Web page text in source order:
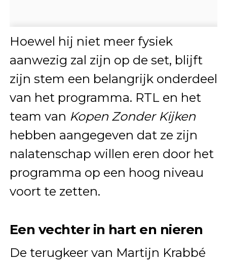
Hoewel hij niet meer fysiek
aanwezig zal zijn op de set, blijft
zijn stem een belangrijk onderdeel
van het programma. RTL en het
team van Kopen Zonder Kijken
hebben aangegeven dat ze zijn
nalatenschap willen eren door het
programma op een hoog niveau
voort te zetten.
Een vechter in hart en nieren
De terugkeer van Martijn Krabbé